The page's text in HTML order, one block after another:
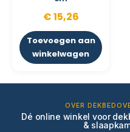
€15,26
Toevoegen aan
winkelwagen
OVER
Dé online winkel voor
&